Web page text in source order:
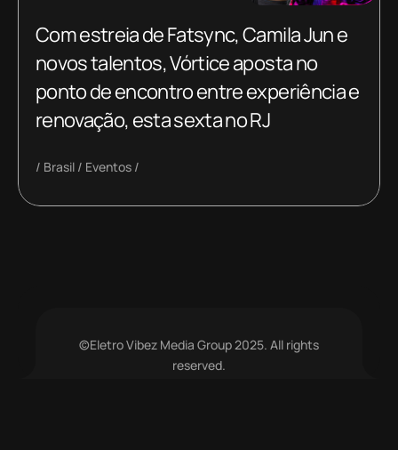
Com estreia de Fatsync, Camila Jun e
novos talentos, Vórtice aposta no
ponto de encontro entre experiência e
renovação, esta sexta no RJ
Brasil Eventos
©Eletro Vibez Media Group 2025. All rights
reserved.